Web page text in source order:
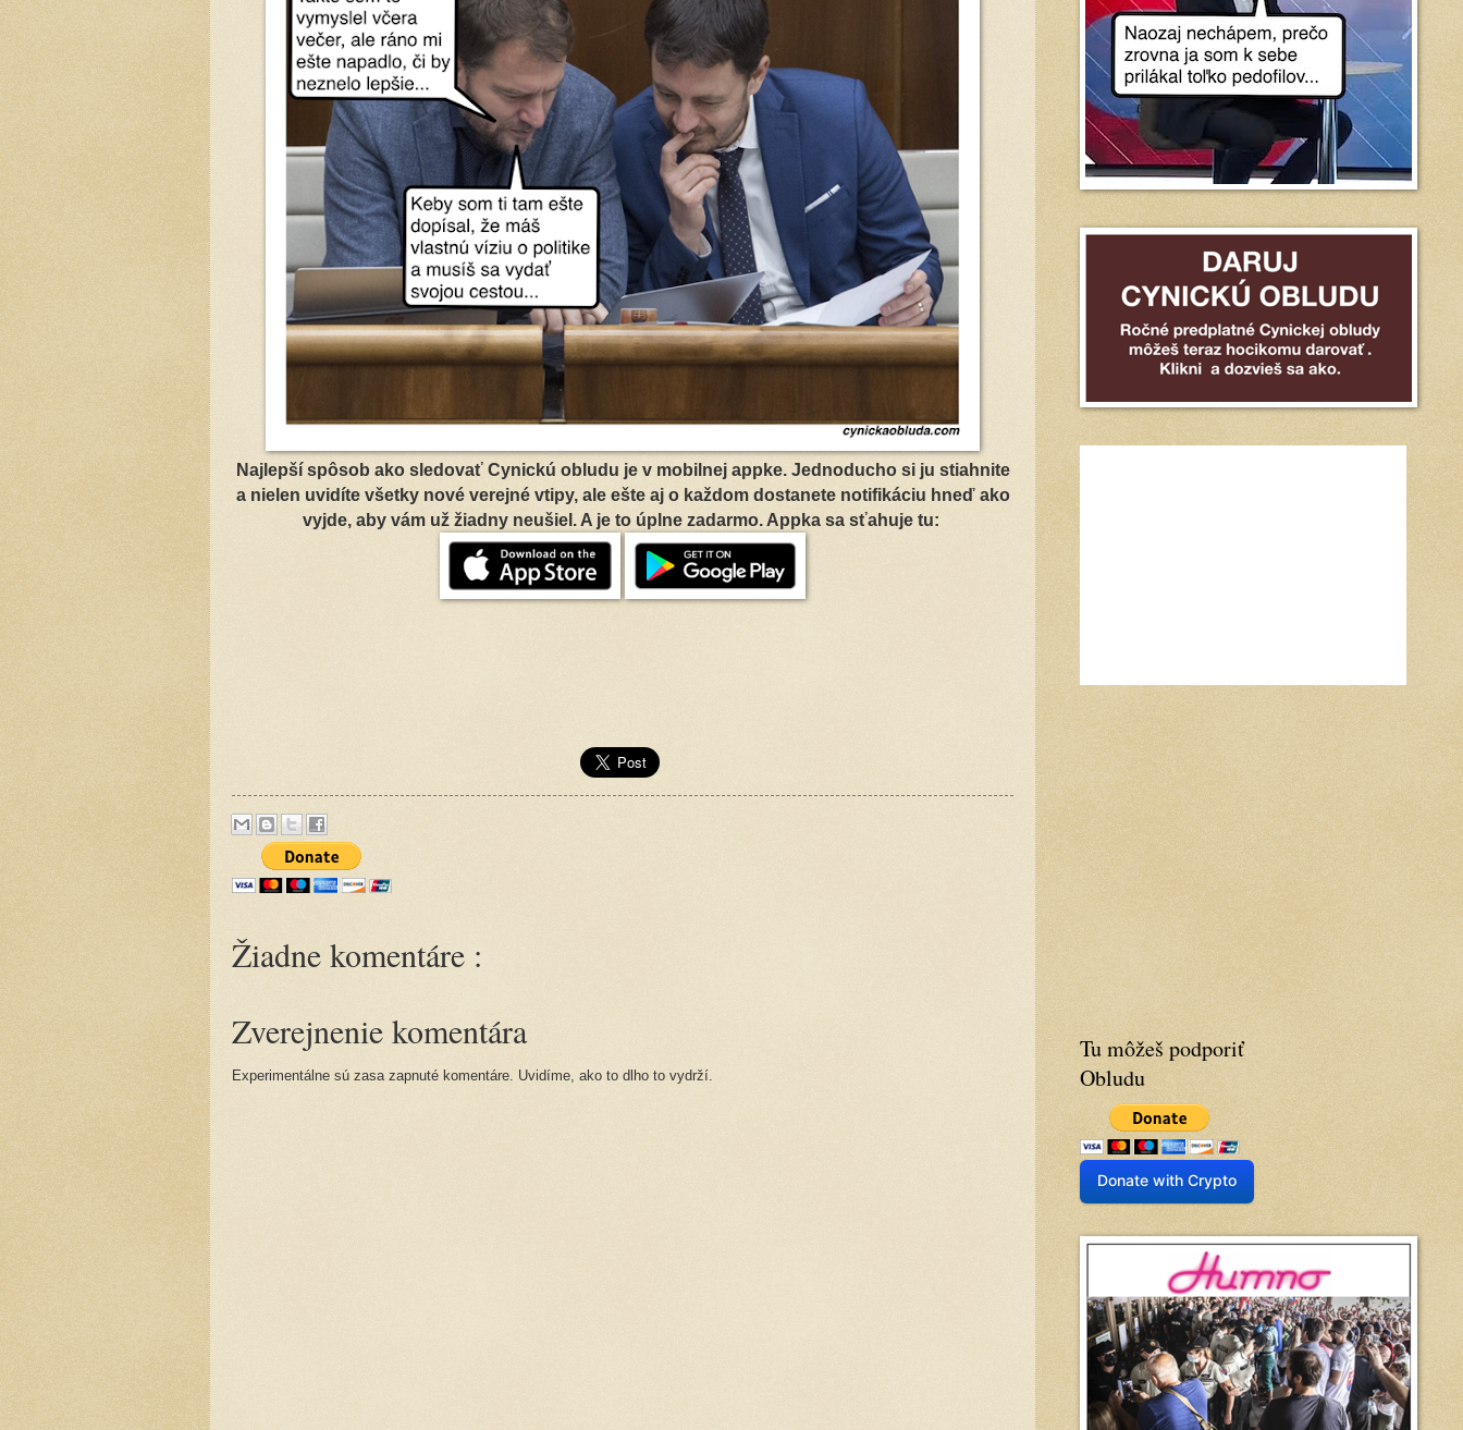
Najlepší spôsob ako sledovať Cynickú obludu je v mobilnej appke. Jednoducho si ju stiahnite
a nielen uvidíte všetky nové verejné vtipy, ale ešte aj o každom dostanete notifikáciu hneď ako
vyjde, aby vám už žiadny neušiel. A je to úplne zadarmo. Appka sa sťahuje tu:
Žiadne komentáre :
Zverejnenie komentára
Experimentálne sú zasa zapnuté komentáre. Uvidíme, ako to dlho to vydrží.
Tu môžeš podporiť
Obludu
Donate with Crypto